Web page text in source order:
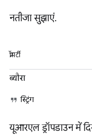
नतीजा सुझाएं.
प्रॉपर्टी
ब्यौरा
स्ट्रिंग
यूआरएल ड्रॉपडाउन में